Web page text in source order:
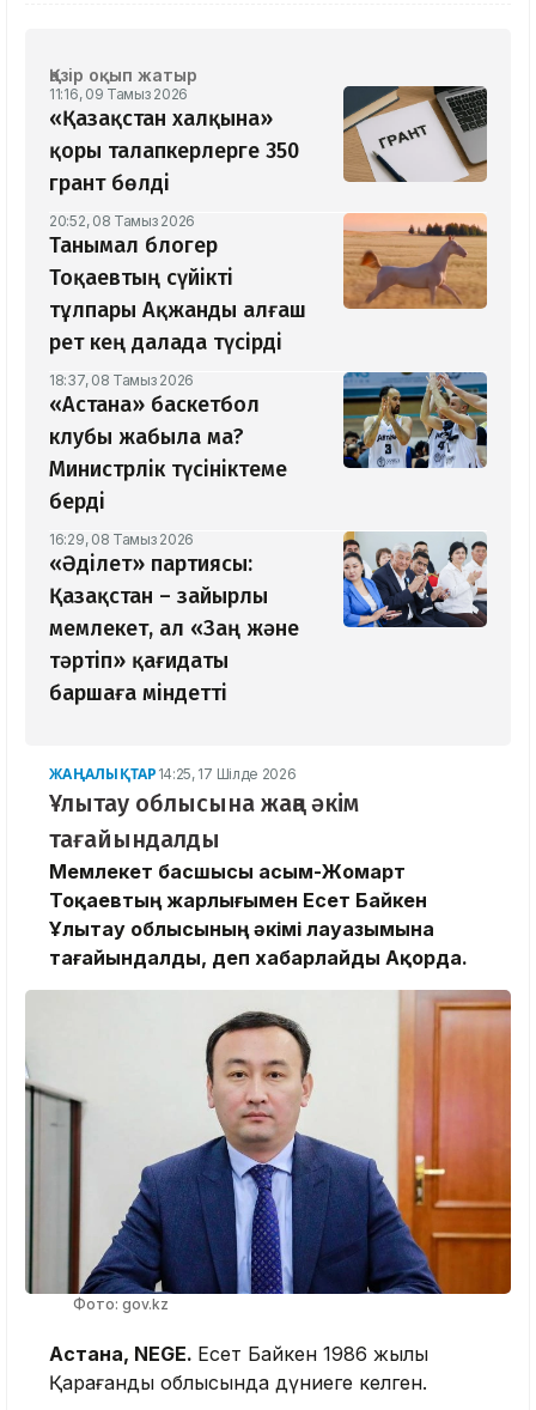
Қазір оқып жатыр
11:16, 09 Тамыз 2026
«Қазақстан халқына»
қоры талапкерлерге 350
грант бөлді
20:52, 08 Тамыз 2026
Танымал блогер
Тоқаевтың сүйікті
тұлпары Ақжанды алғаш
рет кең далада түсірді
18:37, 08 Тамыз 2026
«Астана» баскетбол
клубы жабыла ма?
Министрлік түсініктеме
берді
16:29, 08 Тамыз 2026
«Әділет» партиясы:
Қазақстан – зайырлы
мемлекет, ал «Заң және
тәртіп» қағидаты
баршаға міндетті
ЖАҢАЛЫҚТАР 14:25, 17 Шілде 2026
Ұлытау облысына жаңа әкім
тағайындалды
Мемлекет басшысы Қасым-Жомарт
Тоқаевтың жарлығымен Есет Байкен
Ұлытау облысының әкімі лауазымына
тағайындалды, деп хабарлайды Ақорда.
Фото: gov.kz
Астана, NEGE. Есет Байкен 1986 жылы
Қарағанды облысында дүниеге келген.